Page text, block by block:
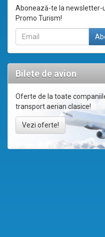
Abonează-te la newsletter-
Promo Turism!
Bilete de avion
Oferte de la toate
transport aerian clasice!
Vezi oferte!